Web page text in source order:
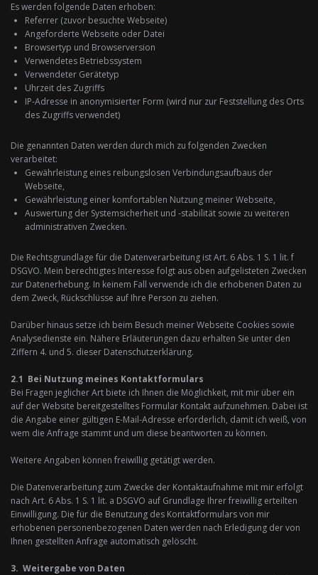
Es werden folgende Daten erhoben:
Referrer (zuvor besuchte Webseite)
Angeforderte Webseite oder Datei
Browsertyp und Browserversion
Verwendetes Betriebssystem
Verwendeter Gerätetyp
Uhrzeit des Zugriffs
IP-Adresse in anonymisierter Form (wird nur zur Feststellung des Orts
des Zugriffs verwendet)
Die genannten Daten werden durch mich zu folgenden Zwecken
verarbeitet:
Gewährleistung eines reibungslosen Verbindungsaufbaus der
Webseite,
Gewährleistung einer komfortablen Nutzung meiner Webseite,
Auswertung der Systemsicherheit und -stabilität sowie zu weiteren
administrativen Zwecken.
Die Rechtsgrundlage für die Datenverarbeitung ist Art. 6 Abs. 1 S. 1 lit. f
DSGVO. Mein berechtigtes Interesse folgt aus oben aufgelisteten Zwecken
zur Datenerhebung. In keinem Fall verwende ich die erhobenen Daten zu
dem Zweck, Rückschlüsse auf Ihre Person zu ziehen.
Darüber hinaus setze ich beim Besuch meiner Webseite Cookies sowie
Analysedienste ein. Nähere Erläuterungen dazu erhalten Sie unter den
Ziffern 4. und 5. dieser Datenschutzerklärung.
2.1 Bei Nutzung meines Kontaktformulars
Bei Fragen jeglicher Art biete ich Ihnen die Möglichkeit, mit mir über ein
auf der Website bereitgestelltes Formular Kontakt aufzunehmen. Dabei ist
die Angabe einer gültigen E-Mail-Adresse erforderlich, damit ich weiß, von
wem die Anfrage stammt und um diese beantworten zu können.
Weitere Angaben können freiwillig getätigt werden.
Die Datenverarbeitung zum Zwecke der Kontaktaufnahme mit mir erfolgt
nach Art. 6 Abs. 1 S. 1 lit. a DSGVO auf Grundlage Ihrer freiwillig erteilten
Einwilligung. Die für die Benutzung des Kontaktformulars von mir
erhobenen personenbezogenen Daten werden nach Erledigung der von
Ihnen gestellten Anfrage automatisch gelöscht.
3. Weitergabe von Daten